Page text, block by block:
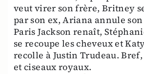
veut virer son frère, Britney
par son ex, Ariana annule
Paris Jackson renaît,
se recoupe les cheveux et
recolle à Justin Trudeau.
et ciseaux royaux.